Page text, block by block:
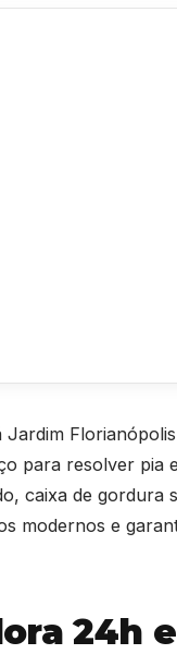
Jardim
para resolver pia
caixa de gordura
modernos e
24h